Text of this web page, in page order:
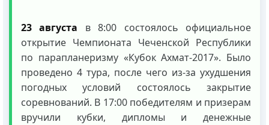
23 августа в 8:00 состоялось официальное
открытие Чемпионата Чеченской Республики
по парапланеризму «Кубок Ахмат-2017». Было
проведено 4 тура, после чего из-за ухудшения
погодных условий состоялось закрытие
соревнований. В 17:00 победителям и призерам
вручили кубки, дипломы и денежные